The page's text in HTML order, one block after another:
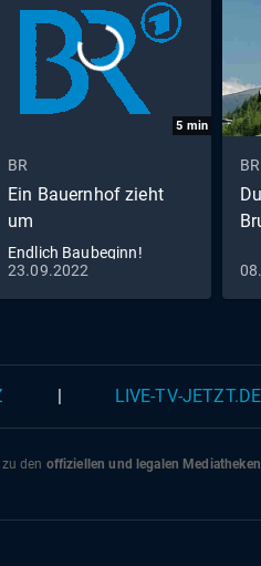
5 min
BR
Ein Bauernhof zieht
um
Endlich Baubeginn!
(S01/E02)
23.09.2022
BR
LIVE-TV-JETZT.DE
den offiziellen und legalen Mediatheken